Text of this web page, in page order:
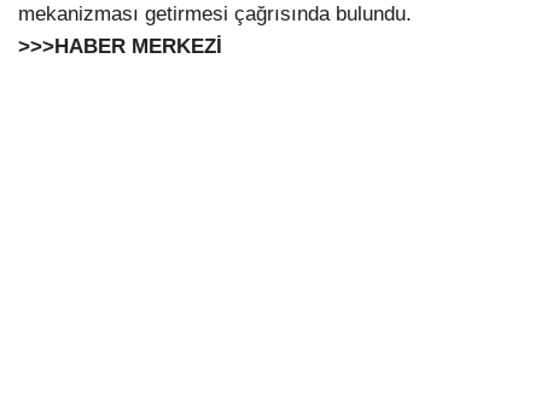
mekanizması getirmesi çağrısında bulundu.
>>>HABER MERKEZİ